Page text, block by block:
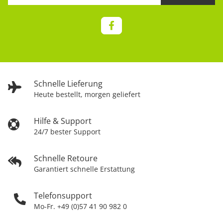
Schnelle Lieferung
Heute bestellt, morgen geliefert
Hilfe & Support
24/7 bester Support
Schnelle Retoure
Garantiert schnelle Erstattung
Telefonsupport
Mo-Fr. +49 (0)57 41 90 982 0